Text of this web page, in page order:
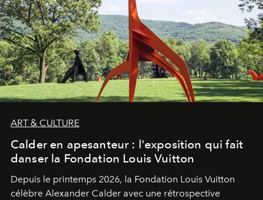
ART & CULTURE
Calder en apesanteur : l'exposition qui fait
danser la Fondation Louis Vuitton
Depuis le printemps 2026, la Fondation Louis Vuitton
célèbre Alexander Calder avec une rétrospective